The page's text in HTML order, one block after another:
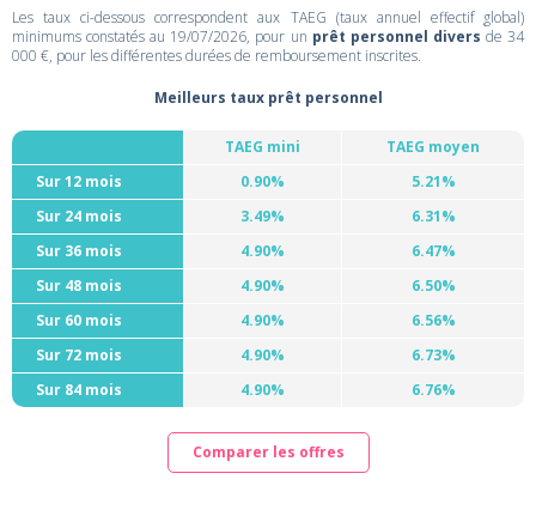
Les taux ci-dessous correspondent aux TAEG (taux annuel effectif global)
minimums constatés au 19/07/2026, pour un prêt personnel divers de 34
000 €, pour les différentes durées de remboursement inscrites.
Meilleurs taux prêt personnel
TAEG mini
TAEG moyen
Sur 12 mois
0.90%
5.21%
Sur 24 mois
3.49%
6.31%
Sur 36 mois
4.90%
6.47%
Sur 48 mois
4.90%
6.50%
Sur 60 mois
4.90%
6.56%
Sur 72 mois
4.90%
6.73%
Sur 84 mois
4.90% 6.76%
Comparer les offres